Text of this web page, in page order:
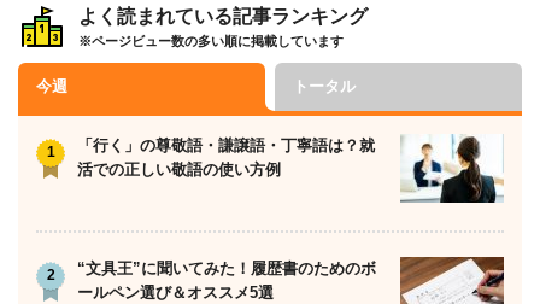
よく読まれている記事ランキング
※ページビュー数の多い順に掲載しています
今週 トータル
「行く」の尊敬語・謙譲語・丁寧語は？就
活での正しい敬語の使い方例
“文具王”に聞いてみた！履歴書のためのボ
ールペン選び＆オススメ5選